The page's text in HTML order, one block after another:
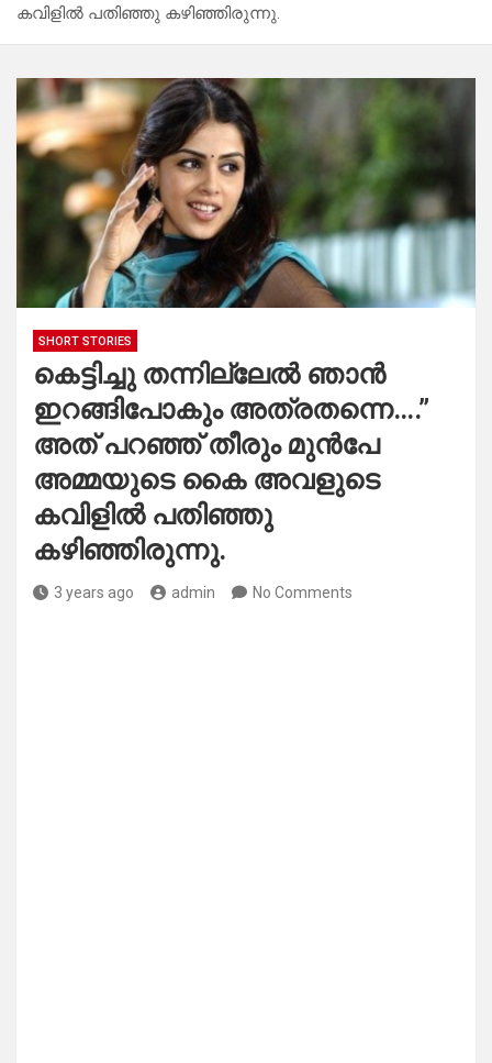
കവിളിൽ പതിഞ്ഞു കഴിഞ്ഞിരുന്നു.
SHORT STORIES
കെട്ടിച്ചു തന്നില്ലേൽ ഞാൻ
ഇറങ്ങിപോകും അത്രതന്നെ….”
അത് പറഞ്ഞ് തീരും മുൻപേ
അമ്മയുടെ കൈ അവളുടെ
കവിളിൽ പതിഞ്ഞു
കഴിഞ്ഞിരുന്നു.
3 years ago admin No Comments